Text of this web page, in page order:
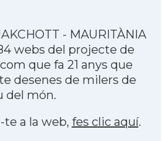
- MAURITÀNIA
webs del projecte de
que fa 21 anys que
desenes de milers de
del món.
te a la web, fes clic aquí.